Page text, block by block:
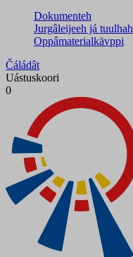
Dokumenteh
Jurgâleijeeh já tuulhah
Oppâmaterialkävppi
Čáládât
Uástuskoori
0